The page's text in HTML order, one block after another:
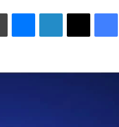
فيسبوك
‫X لينكدإن